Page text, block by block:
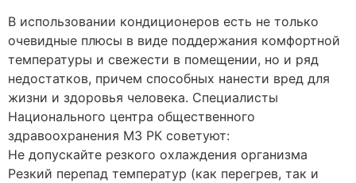
В использовании кондиционеров есть не только
очевидные плюсы в виде поддержания комфортной
температуры и свежести в помещении, но и ряд
недостатков, причем способных нанести вред для
жизни и здоровья человека. Специалисты
Национального центра общественного
здравоохранения МЗ РК советуют:
Не допускайте резкого охлаждения организма
Резкий перепад температур (как перегрев, так и